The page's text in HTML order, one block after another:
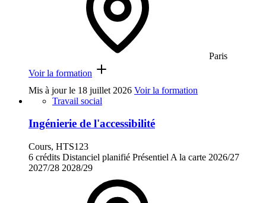
Paris
Voir la formation
Mis à jour le 18 juillet 2026 Voir la formation
Travail social
Ingénierie de l'accessibilité
Cours, HTS123
6 crédits Distanciel planifié Présentiel A la carte 2026/27
2027/28 2028/29